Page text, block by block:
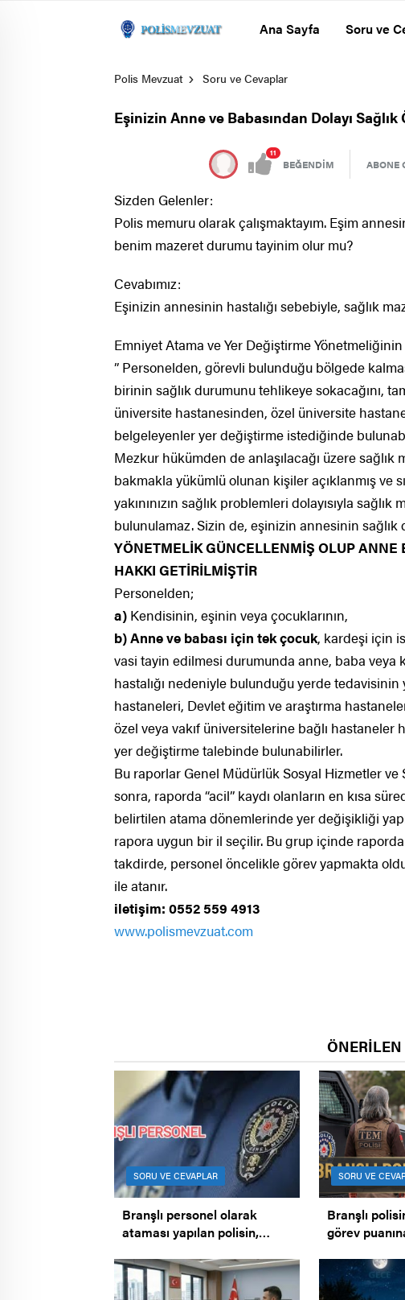
Ana Sayfa Soru ve
Polis Mevzuat Soru ve Cevaplar
Eşinizin Anne ve Babasından Dolayı
11
BEĞENDİM ABONE
Sizden Gelenler:
Polis memuru olarak çalışmaktayım. Eşim
benim mazeret durumu tayinim olur mu?
Cevabımız:
Eşinizin annesinin hastalığı sebebiyle, sağlık
Emniyet Atama ve Yer Değiştirme Yönetmeliğinin
” Personelden, görevli bulunduğu bölgede
birinin sağlık durumunu tehlikeye sokacağını,
üniversite hastanesinden, özel üniversite
belgeleyenler yer değiştirme istediğinde
Mezkur hükümden de anlaşılacağı üzere
bakmakla yükümlü olunan kişiler açıklanmış ve
yakınınızın sağlık problemleri dolayısıyla
bulunulamaz. Sizin de, eşinizin annesinin sağlık
YÖNETMELİK GÜNCELLENMİŞ OLUP
HAKKI GETİRİLMİŞTİR
Personelden;
a) Kendisinin, eşinin veya çocuklarının,
b)Anne ve babası için tek çocuk, kardeşi için
vasi tayin edilmesi durumunda anne, baba veya
hastalığı nedeniyle bulunduğu yerde tedavisinin
hastaneleri, Devlet eğitim ve araştırma
özel veya vakıf üniversitelerine bağlı
yer değiştirme talebinde bulunabilirler.
Bu raporlar Genel Müdürlük Sosyal Hizmetler ve
sonra, raporda “acil” kaydı olanların en kısa
belirtilen atama dönemlerinde yer değişikliği
rapora uygun bir il seçilir. Bu grup içinde
takdirde, personel öncelikle görev yapmakta
ile atanır.
iletişim: 0552 559 4913
www.polismevzuat.com
ÖNERİLEN
SORU VE CEVAPLAR
Branşlı personel olarak
ataması yapılan polisin,
çalıştırılmaması.
SORU VE
Branşlı
görev